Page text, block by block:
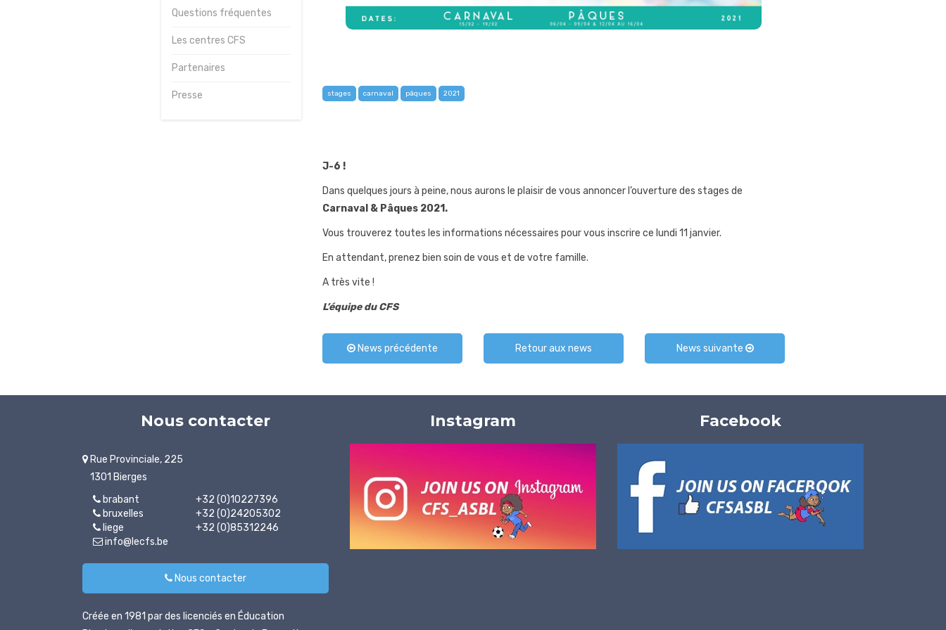
Questions fréquentes
Les centres CFS
Partenaires
Presse stages carnaval pâques 2021
J-6 !
Dans quelques jours à peine, nous aurons le plaisir de vous annoncer l’ouverture des stages de
Carnaval & Pâques 2021.
Vous trouverez toutes les informations nécessaires pour vous inscrire ce lundi 11 janvier.
En attendant, prenez bien soin de vous et de votre famille.
A très vite !
L’équipe du CFS
News précédente Retour aux news News suivante
Nous contacter
Rue Provinciale, 225
1301 Bierges
brabant
+32 (0)10227396
bruxelles
+32 (0)24205302
liege
+32 (0)85312246
info@lecfs.be
Nous contacter
Créée en 1981 par des licenciés en Éducation
Instagram Facebook